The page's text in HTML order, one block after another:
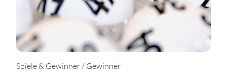
Spiele & Gewinner / Gewinner